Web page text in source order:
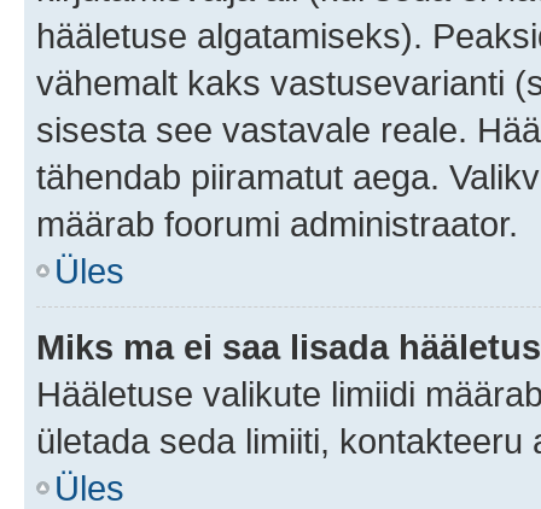
hääletuse algatamiseks).
vähemalt kaks vastusevarianti
sisesta see vastavale reale.
tähendab piiramatut aega.
määrab foorumi administraator.
Üles
Miks ma ei saa lisada
Hääletuse valikute limiidi
ületada seda limiiti, kontakteeru
Üles